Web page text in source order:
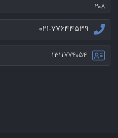
۲۰۸
۰۲۱-۷۷۶۴۴۵۳۹